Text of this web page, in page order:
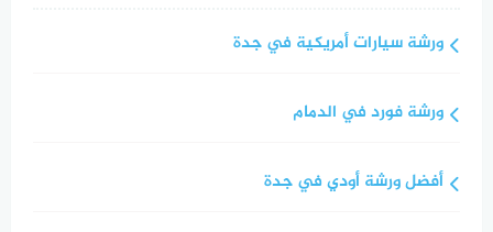
ورشة سيارات أمريكية في جدة
ورشة فورد في الدمام
أفضل ورشة أودي في جدة